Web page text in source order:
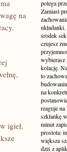
na
⁤igieł,
polega
Zamiast
środek
czujesz
wybierasz
kolację.
to
na
reaguje
szklankę
minut
prostota:
większa
dziś z